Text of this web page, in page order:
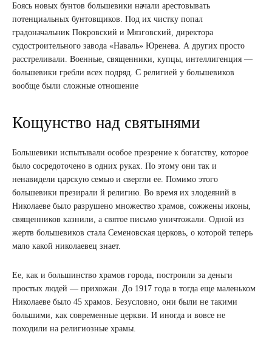
Боясь новых бунтов большевики начали арестовывать
потенциальных бунтовщиков. Под их чистку попал
градоначальник Покровский и Мязговский, директора
судостроительного завода «Наваль» Юренева. А других просто
расстреливали. Военные, священники, купцы, интеллигенция —
большевики гребли всех подряд. С религией у большевиков
вообще были сложные отношение
Кощунство над святынями
Большевики испытывали особое презрение к богатству, которое
было сосредоточено в одних руках. По этому они так и
ненавидели царскую семью и свергли ее. Помимо этого
большевики презирали й религию. Во время их злодеяний в
Николаеве было разрушено множество храмов, сожжены иконы,
священников казнили, а святое письмо уничтожали. Одной из
жертв большевиков стала Семеновская церковь, о которой теперь
мало какой николаевец знает.
Ее, как и большинство храмов города, построили за деньги
простых людей — прихожан. До 1917 года в тогда еще маленьком
Николаеве было 45 храмов. Безусловно, они были не такими
большими, как современные церкви. И иногда и вовсе не
походили на религиозные храмы.